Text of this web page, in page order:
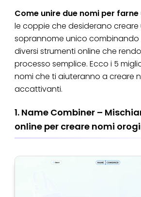
Come unire due nomi per farne
le coppie che desiderano creare
soprannome unico combinando
diversi strumenti online che
processo semplice. Ecco i 5
nomi che ti aiuteranno a creare
accattivanti.
1. Name Combiner –
online per creare nomi